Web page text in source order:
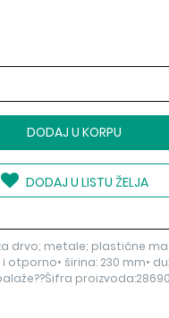
DODAJ U KORPU
DODAJ U LISTU ŽELJA
drvo; metale; plastične
širina: 230 mm•